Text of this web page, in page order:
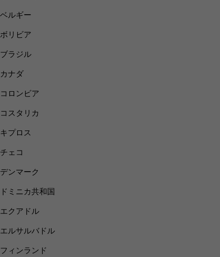
ベルギー
ボリビア
ブラジル
カナダ
コロンビア
コスタリカ
キプロス
チェコ
デンマーク
ドミニカ共和国
エクアドル
エルサルバドル
フィンランド